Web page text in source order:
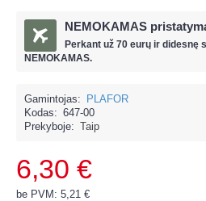
NEMOKAMAS
Perkant už 70 eurų ir didesnę
NEMOKAMAS.
Gamintojas:
PLAFOR
Kodas: 647-00
Prekyboje: Taip
6,30 €
be PVM: 5,21 €